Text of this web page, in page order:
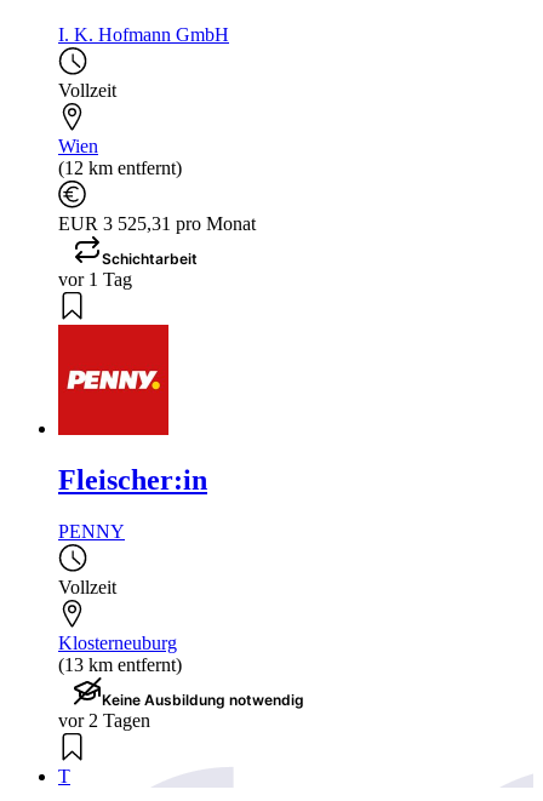
I. K. Hofmann GmbH
Vollzeit
Wien
(12 km entfernt)
EUR 3 525,31 pro Monat
Schichtarbeit
vor 1 Tag
Fleischer:in
PENNY
Vollzeit
Klosterneuburg
(13 km entfernt)
Keine Ausbildung notwendig
vor 2 Tagen
T